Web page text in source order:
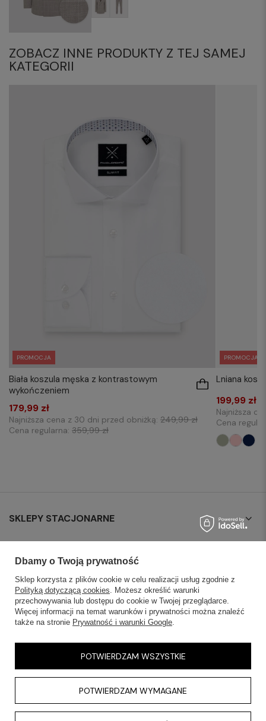
ZOBACZ INNE PRODUKTY Z TEJ SAMEJ
KATEGORII
PROMOCJA
Biała koszula męska z kontrastowym
wykończeniem
179,99 zł
Najniższa cena z 30 dni przed obniżką: 249,99 zł
Cena regularna: 359,99 zł
PROMOCJA
Lniana
199,99 zł
Najniższa
Cena
SKLEPY STACJONARNE
OBSŁUGA KLIENTA
AKTUALNOŚCI
Dbamy o Twoją prywatność
Sklep korzysta z plików cookie w celu realizacji usług zgodnie z
Polityką dotyczącą cookies. Możesz określić warunki
przechowywania lub dostępu do cookie w Twojej przeglądarce.
Więcej informacji na temat warunków i prywatności można znaleźć
także na stronie Prywatność i warunki Google.
POTWIERDZAM WYMAGANE
POTWIERDZAM WSZYSTKIE